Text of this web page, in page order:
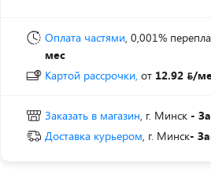
Оплата частями, 0,001%
мес
Картой рассрочки, от 12.92 /
Заказать в магазин, г. Минск -
Доставка курьером, г. Минск-